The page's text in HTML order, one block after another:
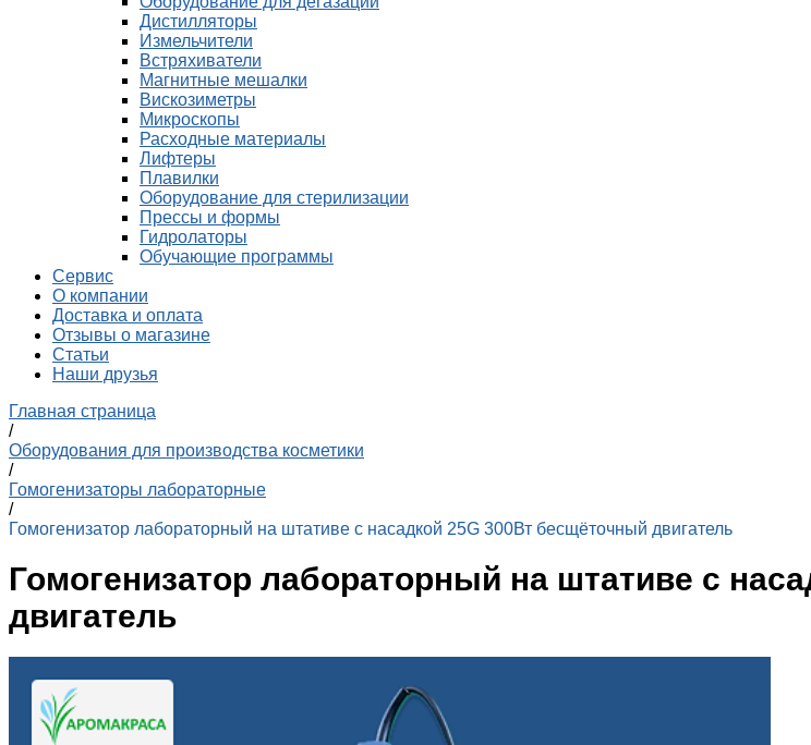
Дистилляторы
Измельчители
Встряхиватели
Магнитные мешалки
Вискозиметры
Микроскопы
Расходные материалы
Лифтеры
Плавилки
Оборудование для стерилизации
Прессы и формы
Гидролаторы
Обучающие программы
Сервис
О компании
Доставка и оплата
Отзывы о магазине
Статьи
Наши друзья
Главная страница
/
Оборудования для производства косметики
/
Гомогенизаторы лабораторные
/
Гомогенизатор лабораторный на штативе с насадкой 25G 300Вт бесщёточный двигатель
Гомогенизатор лабораторный на штативе с
двигатель